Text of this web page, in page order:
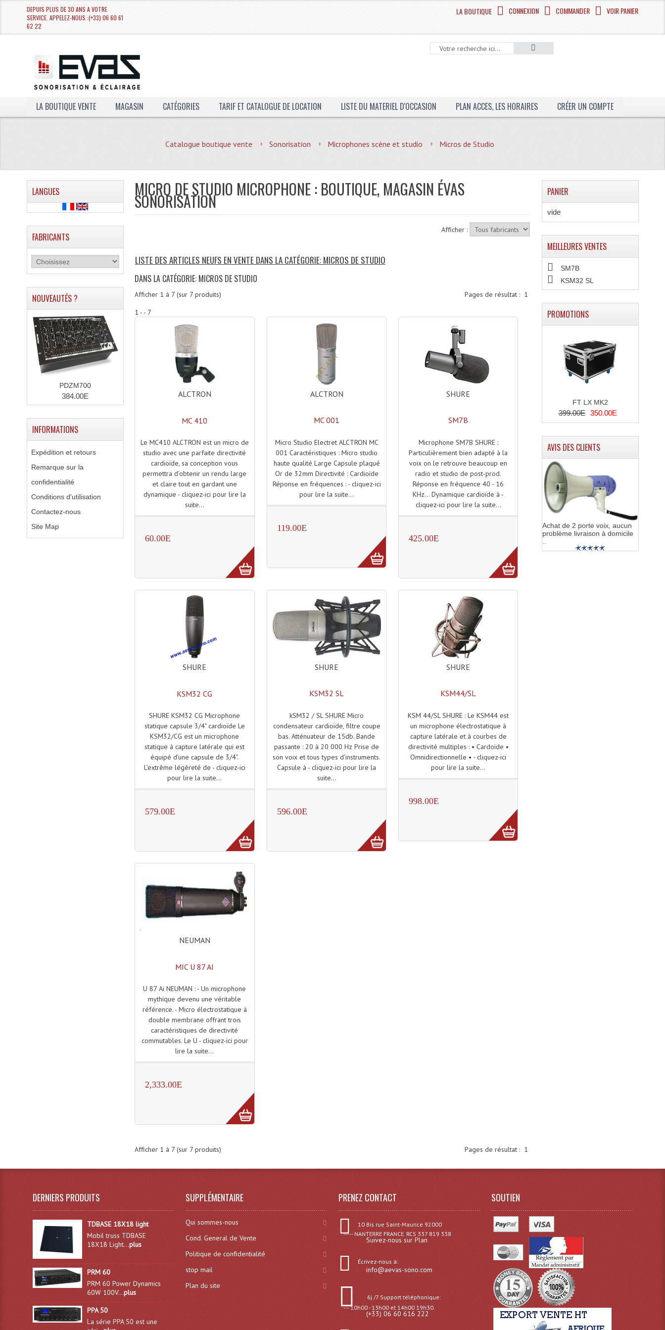
DEPUIS PLUS DE 30 ANS A VOTRE
SERVICE. APPELEZ-NOUS :(+33) 06 60 61
62 22
LA BOUTIQUE CONNEXION COMMANDER VOIR PANIER
LA BOUTIQUE VENTE MAGASIN CATÉGORIES TARIF ET CATALOGUE DE LOCATION LISTE DU MATERIEL D'OCCASION PLAN ACCES, LES HORAIRES CRÉER UN COMPTE
Catalogue boutique vente Sonorisation Microphones scène et studio Micros de Studio
MICRO DE STUDIO MICROPHONE : BOUTIQUE, MAGASIN ÉVAS
SONORISATION
Afficher :
LISTE DES ARTICLES NEUFS EN VENTE DANS LA CATÉGORIE: MICROS DE STUDIO
DANS LA CATÉGORIE: MICROS DE STUDIO
Pages de résultat : 1
Afficher 1 à 7(sur 7produits)
1 - - 7
ALCTRON
MC 410
Le MC410 ALCTRON est un micro de
studio avec une parfaite directivité
cardioïde, sa conception vous
permettra d’obtenir un rendu large
et claire tout en gardant une
dynamique - cliquez-ici pour lire la
suite...
60.00E
ALCTRON
MC 001
Micro Studio Electret ALCTRON MC
001 Caractéristiques : Micro studio
haute qualité Large Capsule plaqué
Or de 32mm Directivité : Cardioïde
Réponse en fréquences : - cliquez-ici
pour lire la suite...
119.00E
SHURE
SM7B
Microphone SM7B SHURE :
Particulièrement bien adapté à la
voix on le retrouve beaucoup en
radio et studio de post-prod.
Réponse en fréquence 40 - 16
KHz... Dynamique cardioïde à -
cliquez-ici pour lire la suite...
425.00E
SHURE
KSM32 CG
SHURE KSM32 CG Microphone
statique capsule 3/4" cardioïde Le
KSM32/CG est un microphone
statique à capture latérale qui est
équipé d'une capsule de 3/4".
L'extrême légèreté de - cliquez-ici
pour lire la suite...
579.00E
SHURE
KSM32 SL
kSM32 / SL SHURE Micro
condensateur cardioïde, filtre coupe
bas. Atténuateur de 15db. Bande
passante : 20 à 20 000 Hz Prise de
son voix et tous types d'instruments.
Capsule à - cliquez-ici pour lire la
suite...
596.00E
SHURE
KSM44/SL
KSM 44/SL SHURE : Le KSM44 est
un microphone électrostatique à
capture latérale et à courbes de
directivité multiples : • Cardoïde •
Omnidirectionnelle • - cliquez-ici
pour lire la suite...
998.00E
NEUMAN
MIC U 87 AI
U 87 Ai NEUMAN : - Un microphone
mythique devenu une véritable
référence. - Micro électrostatique à
double membrane offrant trois
caractéristiques de directivité
commutables. Le U - cliquez-ici pour
lire la suite...
2,333.00E
Pages de résultat : 1
Afficher 1 à 7(sur 7produits)
LANGUES
FABRICANTS
NOUVEAUTÉS ?
PDZM700
384.00E
INFORMATIONS
Expédition et retours
Remarque sur la
confidentialité
Conditions d'utilisation
Contactez-nous
Site Map
PANIER
vide
MEILLEURES VENTES
SM7B
KSM32 SL
PROMOTIONS
FT LX MK2
399.00E 350.00E
AVIS DES CLIENTS
Achat de 2 porte voix, aucun
problème livraison à domicile
DERNIERS PRODUITS
TDBASE 18X18 light
Mobil truss TDBASE
18X18 Light...plus
PRM 60
PRM 60 Power Dynamics
60W 100V...plus
PPA 50
La série PPA 50 est une
SUPPLÉMENTAIRE
Qui sommes-nous
Cond. General de Vente
Politique de confidentialité
stop mail
Plan du site
PRENEZ CONTACT
10 Bis rue Saint-Maurice 92000
----- NANTERRE FRANCE. RCS 337 819 338
Suivez-nous sur Plan
Écrivez-nous à:
info@aevas-sono.com
6j /7 Support téléphonique:
--- 10h00 - 13h00 et 14h00 19h30.
(+33) 06 60 616 222
SOUTIEN